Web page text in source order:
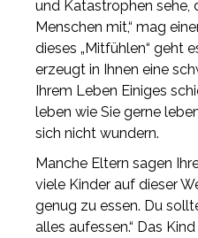
und Katastrophen sehe,
Menschen mit,“ mag
dieses „Mitfühlen“ geht
erzeugt in Ihnen eine
Ihrem Leben Einiges
leben wie Sie gerne
sich nicht wundern.
Manche Eltern sagen
viele Kinder auf dieser
genug zu essen. Du
alles aufessen.“ Das